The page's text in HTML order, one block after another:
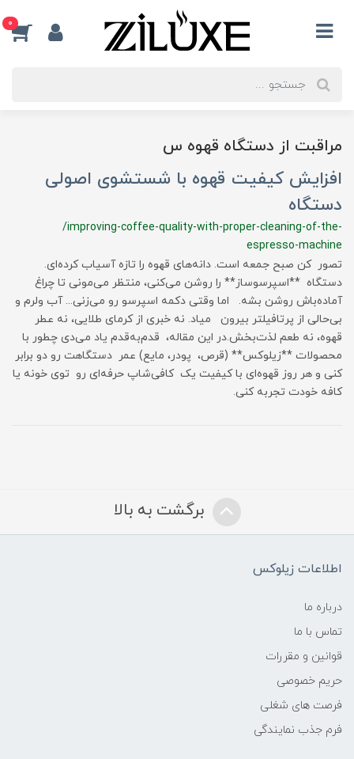
0
مراقبت از دستگاه قهوه س
افزایش کیفیت قهوه با شستشوی اصولی
دستگاه
/improving-coffee-quality-with-proper-cleaning-of-the-
espresso-machine
تصور کن صبح جمعه است. دانه‌های قهوه را تازه آسیاب کرده‌ای.
دستگاه **اسپرسوساز** را روشن می‌کنی، منتظر می‌مونی تا چراغ
آماده‌باش روشن بشه. اما وقتی دکمه اسپرسو رو می‌زنی... آب ولرم و
بی‌حالی از پرتافیلتر بیرون میاد. نه خبری از کرمای طلایی، نه عطر
قهوه، نه طعم لذت‌بخش.در این مقاله، قدم‌به‌قدم یاد می‌دی چطور با
محصولات **زیلوکس** (قرص، پودر، مایع) عمر دستگاهت رو دو برابر
کنی و هر روز قهوه‌ای با کیفیت یک کافی‌شاپ حرفه‌ای رو توی خونه یا
کافه خودت تجربه کنی.
برگشت به بالا
اطلاعات زیلوکس
درباره ما
تماس با ما
قوانین و مقررات
حریم خصوصی
فرصت های شغلی
فرم جذب نمایندگی